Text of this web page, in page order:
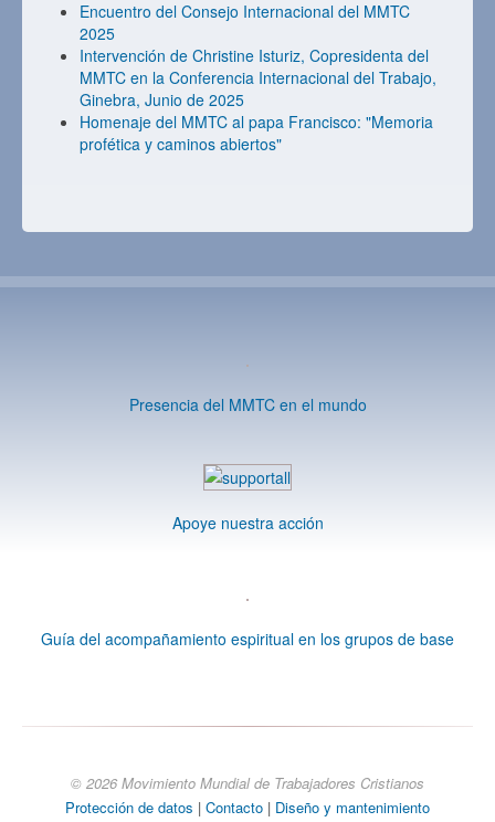
Encuentro del Consejo Internacional del MMTC
2025
Intervención de Christine Isturiz, Copresidenta del
MMTC en la Conferencia Internacional del Trabajo,
Ginebra, Junio de 2025
Homenaje del MMTC al papa Francisco: "Memoria
profética y caminos abiertos"
Presencia del MMTC en el mundo
Apoye nuestra acción
Guía del acompañamiento espiritual en los grupos de base
© 2026 Movimiento Mundial de Trabajadores Cristianos
Protección de datos | Contacto | Diseño y mantenimiento